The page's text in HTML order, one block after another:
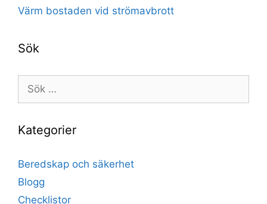
Värm bostaden vid strömavbrott
Sök
Sök
efter:
Kategorier
Beredskap och säkerhet
Blogg
Checklistor